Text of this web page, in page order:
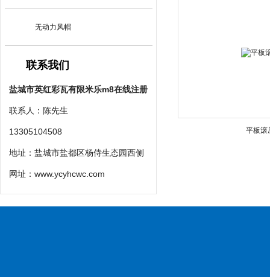
无动力风帽
联系我们
盐城市英红彩瓦有限米乐m8在线注册
联系人：陈先生
13305104508
地址：盐城市盐都区杨侍生态园西侧
网址： www.ycyhcwc.com
平板滚